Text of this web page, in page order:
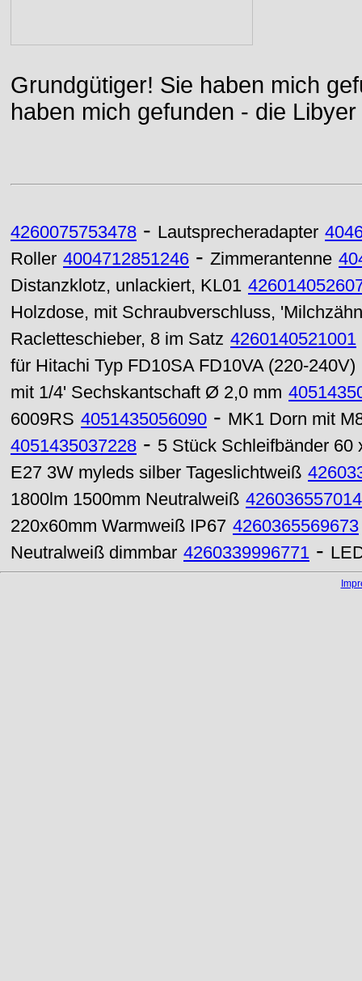
Grundgütiger! Sie haben mich
haben mich gefunden - die
4260075753478 - Lautsprecheradapter
Roller 4004712851246 - Zimmerantenne
Distanzklotz, unlackiert, KL01
Holzdose, mit Schraubverschluss,
Racletteschieber, 8 im Satz 4260140521001
für Hitachi Typ FD10SA FD10VA (220-240V)
mit 1/4' Sechskantschaft Ø 2,0 mm
6009RS 4051435056090 - MK1 Dorn mit
4051435037228 - 5 Stück Schleifbänder 60
E27 3W myleds silber Tageslichtweiß
1800lm 1500mm Neutralweiß
220x60mm Warmweiß IP67 4260365569673
Neutralweiß dimmbar 4260339996771 -